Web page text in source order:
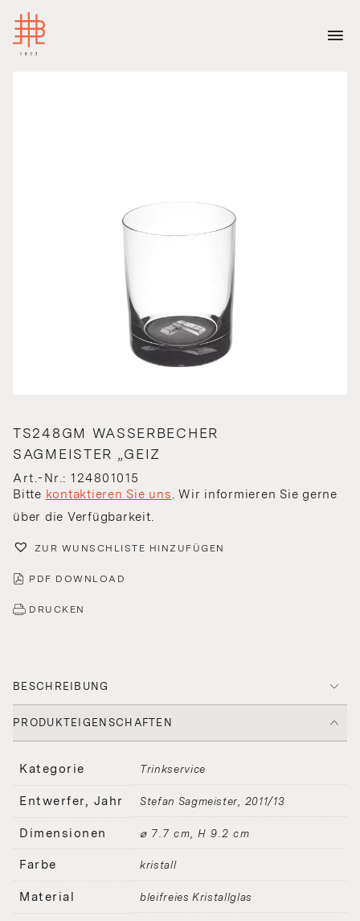
TS248GM WASSERBECHER
SAGMEISTER „GEIZ
Art.-Nr.: 124801015
Bitte kontaktieren Sie uns. Wir informieren Sie gerne
über die Verfügbarkeit.
ZUR WUNSCHLISTE HINZUFÜGEN
PDF DOWNLOAD
DRUCKEN
BESCHREIBUNG
PRODUKTEIGENSCHAFTEN
Kategorie Trinkservice
Entwerfer, Jahr Stefan Sagmeister 2011/13
Dimensionen ⌀ 7.7 cm, H 9.2 cm
Farbe kristall
Material bleifreies Kristallglas